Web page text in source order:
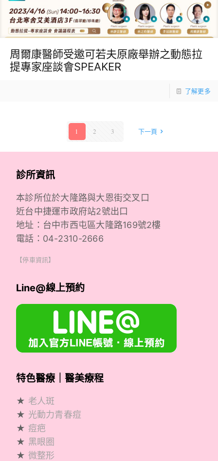
周爾康醫師受邀可若夫原廠舉辦之動態拉
提專家座談會SPEAKER
了解更多
1 2 3 下一頁
診所資訊
本診所位於大隆路與大恩街交叉口
近台中捷運市政府站2號出口
地址：台中市西屯區大隆路169號2樓
電話：04-2310-2666
【停車資訊】
Line@線上預約
特色醫療｜醫美療程
★ 老人斑
★ 光動力青春痘
★ 痘疤
★ 黑眼圈
★ 微整形